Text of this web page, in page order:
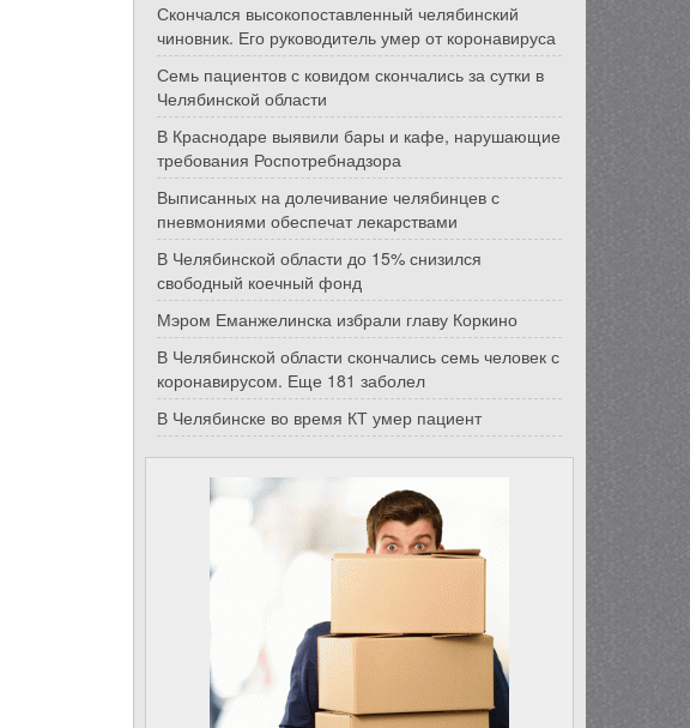
Скончался высокопоставленный челябинский
чиновник. Его руководитель умер от коронавируса
Семь пациентов с ковидом скончались за сутки в
Челябинской области
В Краснодаре выявили бары и кафе, нарушающие
требования Роспотребнадзора
Выписанных на долечивание челябинцев с
пневмониями обеспечат лекарствами
В Челябинской области до 15% снизился
свободный коечный фонд
Мэром Еманжелинска избрали главу Коркино
В Челябинской области скончались семь человек с
коронавирусом. Еще 181 заболел
В Челябинске во время КТ умер пациент